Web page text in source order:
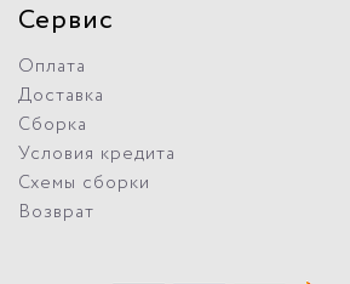
Сервис
Оплата
Доставка
Сборка
Условия кредита
Схемы сборки
Возврат